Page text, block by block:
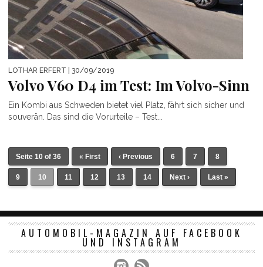
LOTHAR ERFERT | 30/09/2019
Volvo V60 D4 im Test: Im Volvo-Sinn
Ein Kombi aus Schweden bietet viel Platz, fährt sich sicher und
souverän. Das sind die Vorurteile – Test...
Seite 10 of 36 « First ‹ Previous 6 7 8
9 10 11 12 13 14 Next › Last »
AUTOMOBIL-MAGAZIN AUF FACEBOOK
UND INSTAGRAM